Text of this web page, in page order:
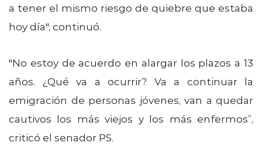
a tener el mismo riesgo de quiebre que estaba
hoy día", continuó.
"No estoy de acuerdo en alargar los plazos a 13
años. ¿Qué va a ocurrir? Va a continuar la
emigración de personas jóvenes, van a quedar
cautivos los más viejos y los más enfermos”,
criticó el senador PS.